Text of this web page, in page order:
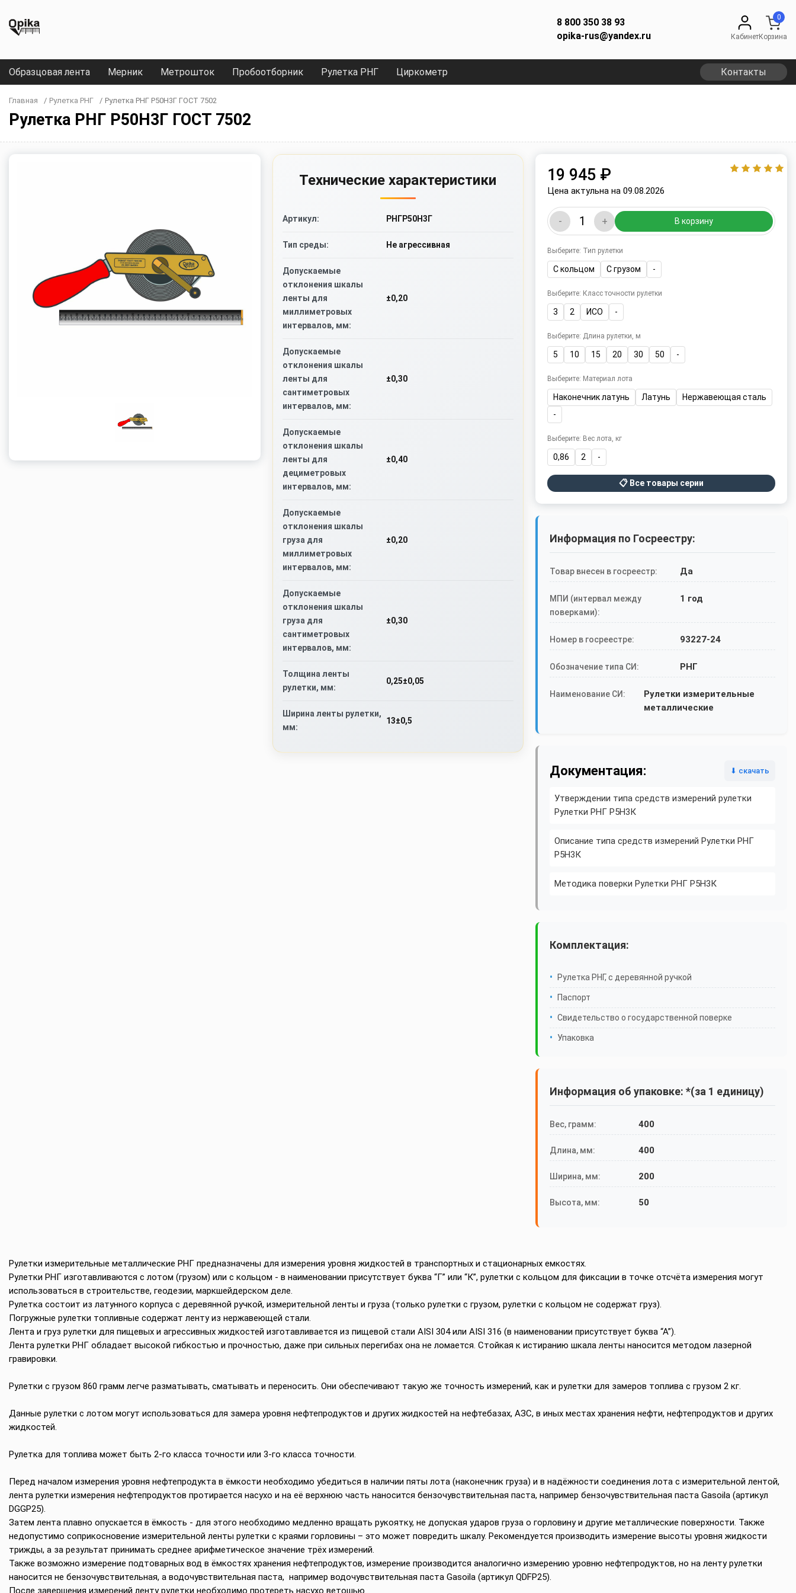
8 800 350 38 93
opika-rus@yandex.ru
Кабинет
0
Корзина
Образцовая лента Мерник Метрошток Пробоотборник Рулетка РНГ Циркометр Контакты
Главная / Рулетка РНГ / Рулетка РНГ Р50Н3Г ГОСТ 7502
Рулетка РНГ Р50Н3Г ГОСТ 7502
Технические характеристики
Артикул: РНГР50Н3Г
Тип среды: Не агрессивная
Допускаемые
отклонения шкалы
ленты для
миллиметровых
интервалов, мм:
±0,20
Допускаемые
отклонения шкалы
ленты для
сантиметровых
интервалов, мм:
±0,30
Допускаемые
отклонения шкалы
ленты для
дециметровых
интервалов, мм:
±0,40
Допускаемые
отклонения шкалы
груза для
миллиметровых
интервалов, мм:
±0,20
Допускаемые
отклонения шкалы
груза для
сантиметровых
интервалов, мм:
±0,30
Толщина ленты
рулетки, мм:
0,25±0,05
Ширина ленты рулетки,
мм:
13±0,5
19 945 ₽
Цена актульна на 09.08.2026
- + В корзину
Выберите: Тип рулетки
С кольцом С грузом -
Выберите: Класс точности рулетки
3 2 ИСО -
Выберите: Длина рулетки, м
5 10 15 20 30 50 -
Выберите: Материал лота
Наконечник латунь Латунь
Нержавеющая сталь
-
Выберите: Вес лота, кг
0,86 2 -
📋 Все товары серии
Информация по Госреестру:
Товар внесен в госреестр: Да
МПИ (интервал между
поверками):
1 год
Номер в госреестре: 93227-24
Обозначение типа СИ: РНГ
Наименование СИ:
Рулетки измерительные
металлические
Документация: ⬇ скачать
Утверждении типа средств измерений рулетки
Рулетки РНГ Р5Н3К
Описание типа средств измерений Рулетки РНГ
Р5Н3К
Методика поверки Рулетки РНГ Р5Н3К
Комплектация:
Рулетка РНГ, с деревянной ручкой
Паспорт
Свидетельство о государственной поверке
Упаковка
Информация об упаковке: *(за 1 единицу)
Вес, грамм: 400
Длина, мм: 400
Ширина, мм: 200
Высота, мм: 50
Рулетки измерительные металлические РНГ предназначены для измерения уровня жидкостей в транспортных и стационарных емкостях.
Рулетки РНГ изготавливаются с лотом (грузом) или с кольцом - в наименовании присутствует буква “Г” или “К”, рулетки с кольцом для фиксации в точке отсчёта измерения могут
использоваться в строительстве, геодезии, маркшейдерском деле.
Рулетка состоит из латунного корпуса с деревянной ручкой, измерительной ленты и груза (только рулетки с грузом, рулетки с кольцом не содержат груз).
Погружные рулетки топливные содержат ленту из нержавеющей стали.
Лента и груз рулетки для пищевых и агрессивных жидкостей изготавливается из пищевой стали AISI 304 или AISI 316 (в наименовании присутствует буква “А”).
Лента рулетки РНГ обладает высокой гибкостью и прочностью, даже при сильных перегибах она не ломается. Стойкая к истиранию шкала ленты наносится методом лазерной
гравировки.
Рулетки с грузом 860 грамм легче разматывать, сматывать и переносить. Они обеспечивают такую же точность измерений, как и рулетки для замеров топлива с грузом 2 кг.
Данные рулетки с лотом могут использоваться для замера уровня нефтепродуктов и других жидкостей на нефтебазах, АЗС, в иных местах хранения нефти, нефтепродуктов и других
жидкостей.
Рулетка для топлива может быть 2-го класса точности или 3-го класса точности.
Перед началом измерения уровня нефтепродукта в ёмкости необходимо убедиться в наличии пяты лота (наконечник груза) и в надёжности соединения лота с измерительной лентой,
лента рулетки измерения нефтепродуктов протирается насухо и на её верхнюю часть наносится бензочувствительная паста, например бензочувствительная паста Gasoila (артикул
DGGP25).
Затем лента плавно опускается в ёмкость - для этого необходимо медленно вращать рукоятку, не допуская ударов груза о горловину и другие металлические поверхности. Также
недопустимо соприкосновение измерительной ленты рулетки с краями горловины – это может повредить шкалу. Рекомендуется производить измерение высоты уровня жидкости
трижды, а за результат принимать среднее арифметическое значение трёх измерений.
Также возможно измерение подтоварных вод в ёмкостях хранения нефтепродуктов, измерение производится аналогично измерению уровню нефтепродуктов, но на ленту рулетки
наносится не бензочувствительная, а водочувствительная паста, например водочувствительная паста Gasoila (артикул QDFP25).
После завершения измерений ленту рулетки необходимо протереть насухо ветошью.